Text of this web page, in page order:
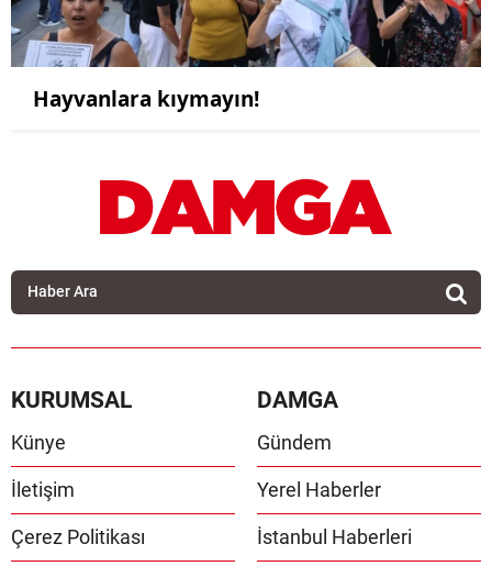
Hayvanlara kıymayın!
KURUMSAL
Künye
İletişim
Çerez Politikası
DAMGA
Gündem
Yerel Haberler
İstanbul Haberleri